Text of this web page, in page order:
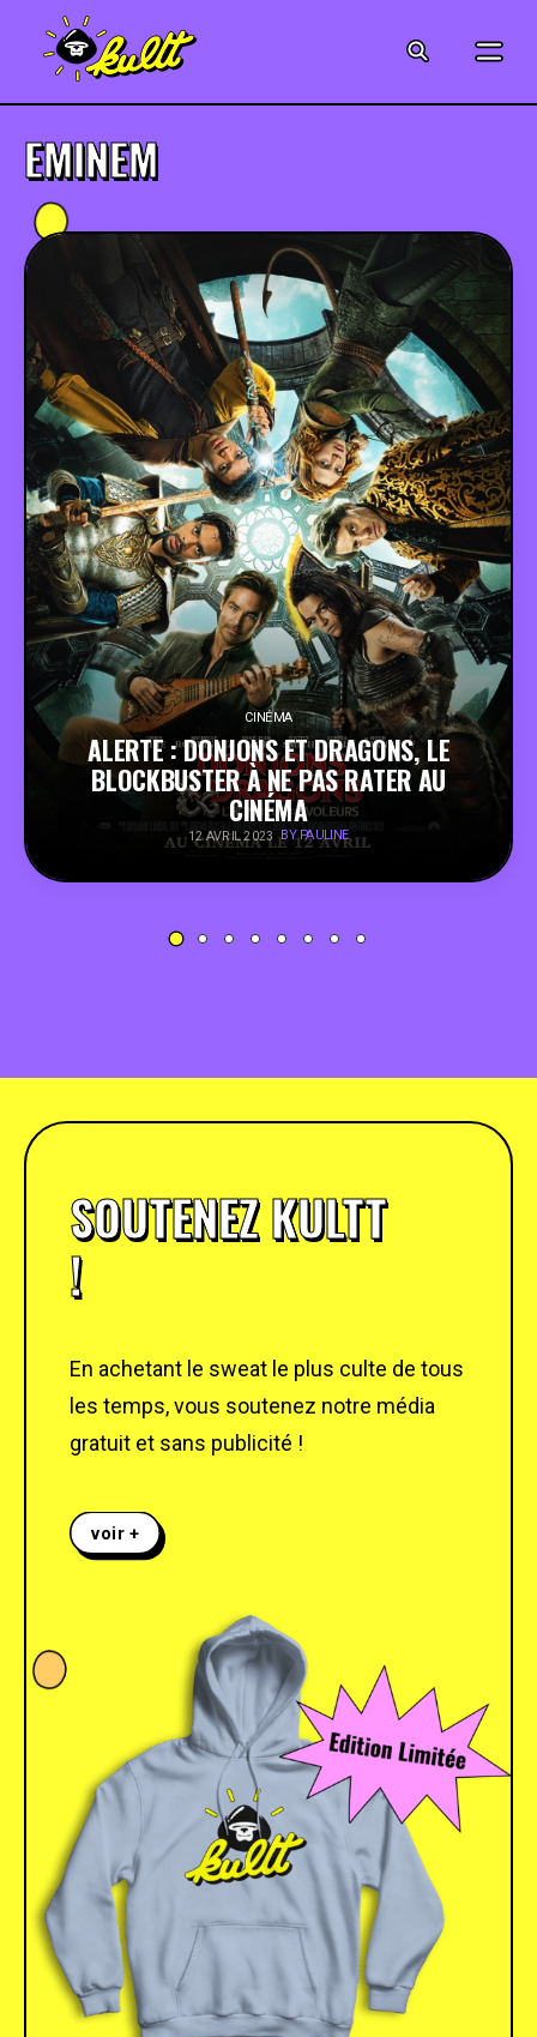
MUSIQUE
CRÉATION
ART
JEUX-VIDÉO
VINTAGE
PEOPLE
FOOD
BONS PLANS
SOUTENEZ KULTT
EMINEM
CINÉMA
ALERTE : DONJONS ET DRAGONS, LE
BLOCKBUSTER À NE PAS RATER AU
CINÉMA
12 AVRIL 2023 BY PAULINE
SOUTENEZ KULTT
!
En achetant le sweat le plus culte de tous
les temps, vous soutenez notre média
gratuit et sans publicité !
voir +